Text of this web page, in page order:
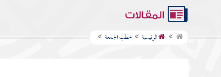
المقالات
الرئيسية خطب الجمعة